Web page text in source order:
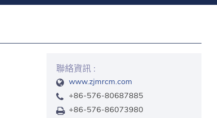
聯絡資訊 :
www.zjmrcm.com
+86-576-80687885
+86-576-86073980